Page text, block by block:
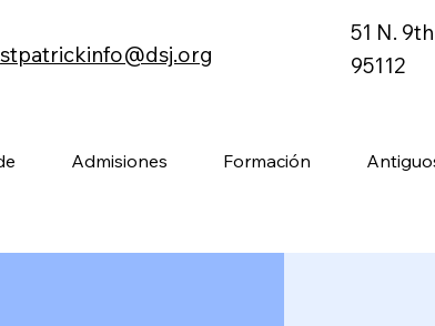
stpatrickinfo@dsj.org
51 N.
95112
Admisiones Formación